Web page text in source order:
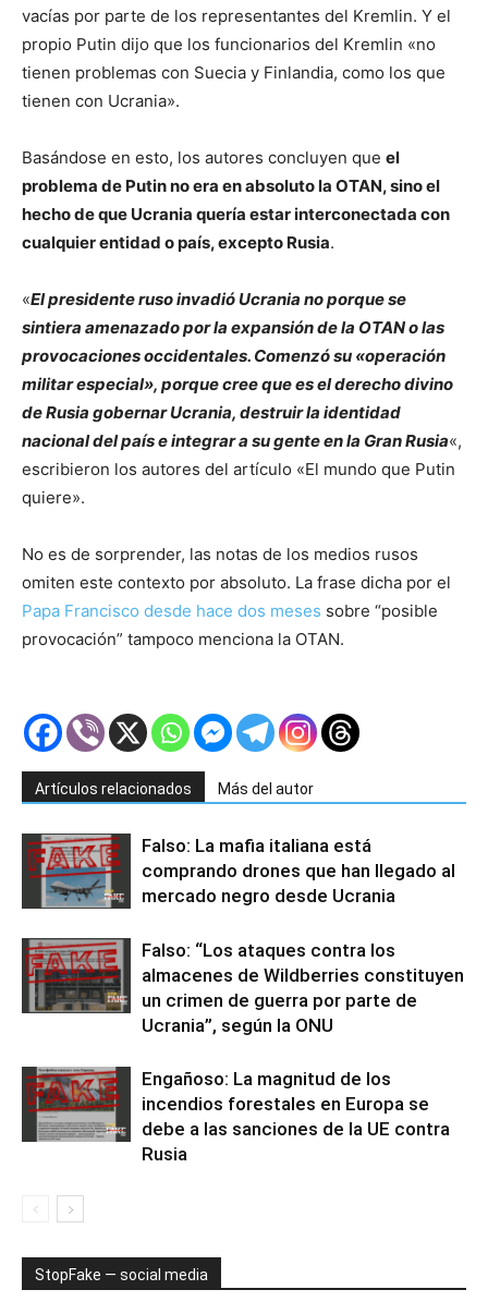
vacías por parte de los representantes del Kremlin. Y el
propio Putin dijo que los funcionarios del Kremlin «no
tienen problemas con Suecia y Finlandia, como los que
tienen con Ucrania».
Basándose en esto, los autores concluyen que el
problema de Putin no era en absoluto la OTAN, sino el
hecho de que Ucrania quería estar interconectada con
cualquier entidad o país, excepto Rusia.
«El presidente ruso invadió Ucrania no porque se
sintiera amenazado por la expansión de la OTAN o las
provocaciones occidentales. Comenzó su «operación
militar especial», porque cree que es el derecho divino
de Rusia gobernar Ucrania, destruir la identidad
nacional del país e integrar a su gente en la Gran Rusia«,
escribieron los autores del artículo «El mundo que Putin
quiere».
No es de sorprender, las notas de los medios rusos
omiten este contexto por absoluto. La frase dicha por el
Papa Francisco desde hace dos meses sobre “posible
provocación” tampoco menciona la OTAN.
Artículos relacionados Más del autor
Falso: La mafia italiana está
comprando drones que han llegado al
mercado negro desde Ucrania
Falso: “Los ataques contra los
almacenes de Wildberries constituyen
un crimen de guerra por parte de
Ucrania”, según la ONU
Engañoso: La magnitud de los
incendios forestales en Europa se
debe a las sanciones de la UE contra
Rusia
StopFake — social media